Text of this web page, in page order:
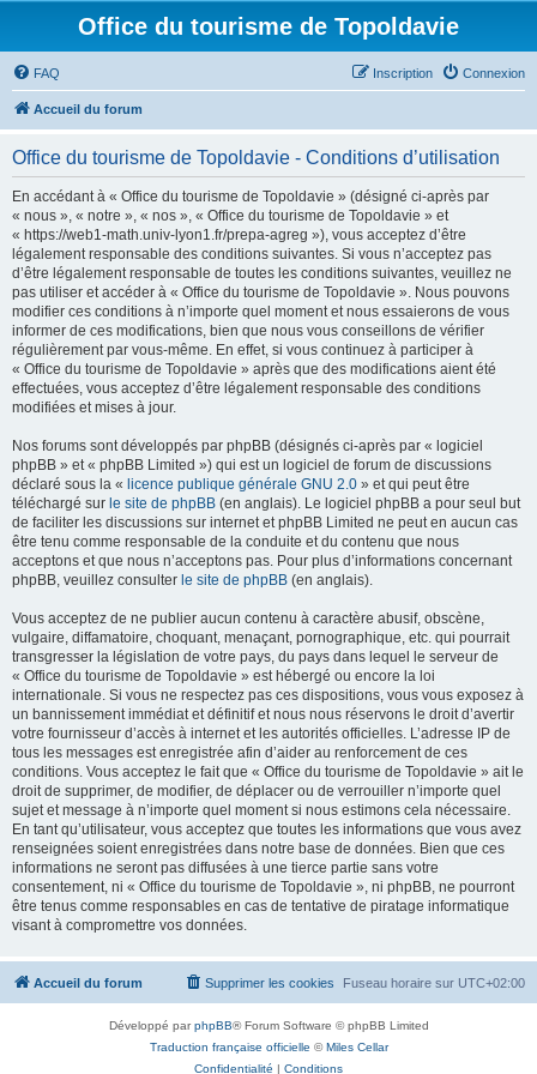
Office du tourisme de Topoldavie
FAQ Connexion
Inscription
Accueil du forum
Office du tourisme de Topoldavie - Conditions d’utilisation
En accédant à « Office du tourisme de Topoldavie » (désigné ci-après par
« nous », « notre », « nos », « Office du tourisme de Topoldavie » et
« https://web1-math.univ-lyon1.fr/prepa-agreg »), vous acceptez d’être
légalement responsable des conditions suivantes. Si vous n’acceptez pas
d’être légalement responsable de toutes les conditions suivantes, veuillez ne
pas utiliser et accéder à « Office du tourisme de Topoldavie ». Nous pouvons
modifier ces conditions à n’importe quel moment et nous essaierons de vous
informer de ces modifications, bien que nous vous conseillons de vérifier
régulièrement par vous-même. En effet, si vous continuez à participer à
« Office du tourisme de Topoldavie » après que des modifications aient été
effectuées, vous acceptez d’être légalement responsable des conditions
modifiées et mises à jour.
Nos forums sont développés par phpBB (désignés ci-après par « logiciel
phpBB » et « phpBB Limited ») qui est un logiciel de forum de discussions
déclaré sous la « licence publique générale GNU 2.0 » et qui peut être
téléchargé sur le site de phpBB (en anglais). Le logiciel phpBB a pour seul but
de faciliter les discussions sur internet et phpBB Limited ne peut en aucun cas
être tenu comme responsable de la conduite et du contenu que nous
acceptons et que nous n’acceptons pas. Pour plus d’informations concernant
phpBB, veuillez consulter le site de phpBB (en anglais).
Vous acceptez de ne publier aucun contenu à caractère abusif, obscène,
vulgaire, diffamatoire, choquant, menaçant, pornographique, etc. qui pourrait
transgresser la législation de votre pays, du pays dans lequel le serveur de
« Office du tourisme de Topoldavie » est hébergé ou encore la loi
internationale. Si vous ne respectez pas ces dispositions, vous vous exposez à
un bannissement immédiat et définitif et nous nous réservons le droit d’avertir
votre fournisseur d’accès à internet et les autorités officielles. L’adresse IP de
tous les messages est enregistrée afin d’aider au renforcement de ces
conditions. Vous acceptez le fait que « Office du tourisme de Topoldavie » ait le
droit de supprimer, de modifier, de déplacer ou de verrouiller n’importe quel
sujet et message à n’importe quel moment si nous estimons cela nécessaire.
En tant qu’utilisateur, vous acceptez que toutes les informations que vous avez
renseignées soient enregistrées dans notre base de données. Bien que ces
informations ne seront pas diffusées à une tierce partie sans votre
consentement, ni « Office du tourisme de Topoldavie », ni phpBB, ne pourront
être tenus comme responsables en cas de tentative de piratage informatique
visant à compromettre vos données.
Accueil du forum Fuseau horaire sur UTC+02:00
Supprimer les cookies
Développé parphpBB® Forum Software © phpBB Limited
Traduction française officielle ©Miles Cellar
Confidentialité | Conditions